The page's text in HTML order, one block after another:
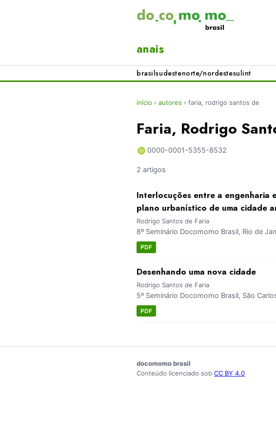
anais
brasilsudestenorte/nordestesulint
início › autores › faria, rodrigo santos de
Faria, Rodrigo
0000-0001-5355-8532
2 artigos
Interlocuções entre a engenharia
plano urbanístico de uma cidade
Rodrigo Santos de Faria
8º Seminário Docomomo Brasil, Rio de
PDF
Desenhando uma nova cidade
Rodrigo Santos de Faria
5º Seminário Docomomo Brasil, São
PDF
docomomo brasil
Conteúdo licenciado sob CC BY 4.0